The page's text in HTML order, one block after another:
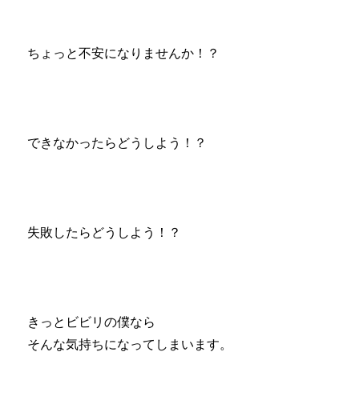
ちょっと不安になりませんか！？
できなかったらどうしよう！？
失敗したらどうしよう！？
きっとビビリの僕なら
そんな気持ちになってしまいます。